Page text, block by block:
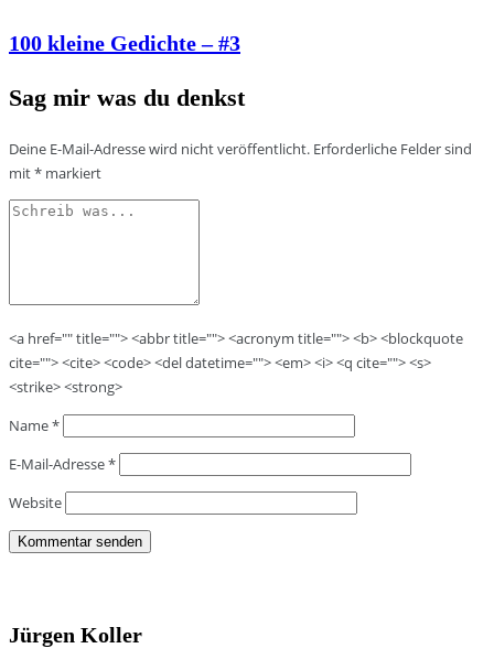
100 kleine Gedichte – #3
Sag mir was du denkst
Deine E-Mail-Adresse wird nicht veröffentlicht. Erforderliche Felder sind
mit* markiert
<a href="" title=""> <abbr title=""> <acronym title=""> <b> <blockquote
cite=""> <cite> <code> <del datetime=""> <em> <i> <q cite=""> <s>
<strike> <strong>
Name*
E-Mail-Adresse*
Website
Jürgen Koller